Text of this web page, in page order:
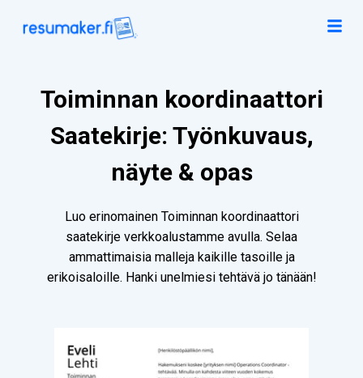
Toiminnan koordinaattori
Saatekirje: Työnkuvaus,
näyte & opas
Luo erinomainen Toiminnan koordinaattori
saatekirje verkkoalustamme avulla. Selaa
ammattimaisia malleja kaikille tasoille ja
erikoisaloille. Hanki unelmiesi tehtävä jo tänään!